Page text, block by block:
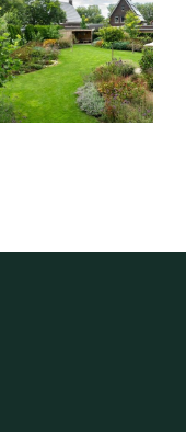
Luxueus
buitenleven